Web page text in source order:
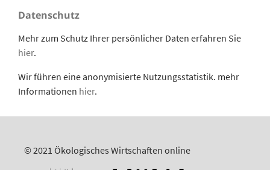
Datenschutz
Mehr zum Schutz Ihrer persönlicher Daten erfahren Sie
hier.
Wir führen eine anonymisierte Nutzungsstatistik. mehr
Informationen hier.
© 2021 Ökologisches Wirtschaften online